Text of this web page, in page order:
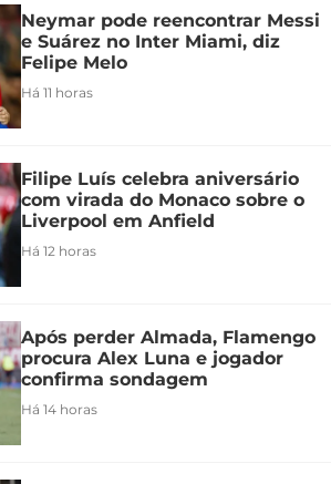
Neymar pode reencontrar Messi
e Suárez no Inter Miami, diz
Felipe Melo
Há 11 horas
Filipe Luís celebra aniversário
com virada do Monaco sobre o
Liverpool em Anfield
Há 12 horas
Após perder Almada, Flamengo
procura Alex Luna e jogador
confirma sondagem
Há 14 horas